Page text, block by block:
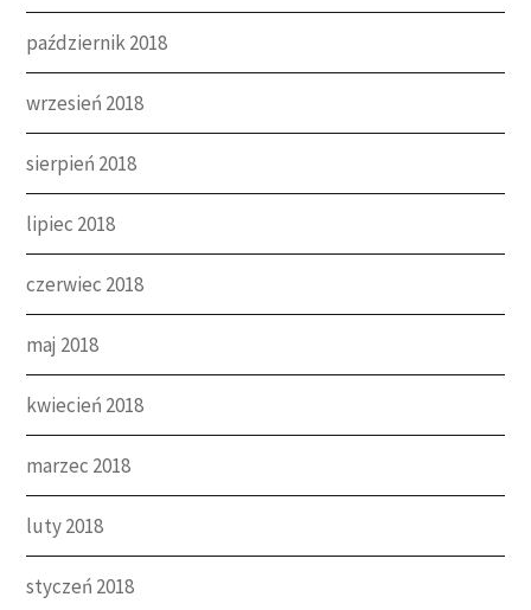
październik 2018
wrzesień 2018
sierpień 2018
lipiec 2018
czerwiec 2018
maj 2018
kwiecień 2018
marzec 2018
luty 2018
styczeń 2018